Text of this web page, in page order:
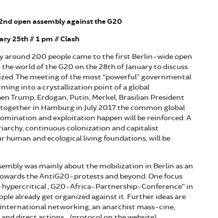
open assembly against the G20
25th // 1 pm //Clash
around 200 people came to the first Berlin-wide open
world of the G20 on the 28th of January to discuss
The meeting of the most “powerful” governmental
into a crystallization point of a global
Trump, Erdogan, Putin, Merkel, Brasilian President
in Hamburg in July 2017 the common global
and exploitation happen will be reinforced. A
continuous colonization and capitalist
human and ecological living foundations, will be
was mainly about the mobilization in Berlin as an
the AntiG20-protests and beyond. One focus
hypercritical „G20-Africa-Partnership-Conference“ in
already get organized against it. Further ideas are
networking, an anarchist mass-cine,